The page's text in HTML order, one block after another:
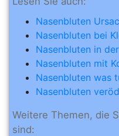
Nasenbluten
Nasenbluten bei
Nasenbluten in
Nasenbluten mit
Nasenbluten was
Nasenbluten
Weitere Themen, die
sind: